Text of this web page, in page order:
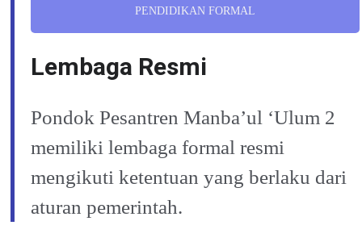
PENDIDIKAN FORMAL
Lembaga Resmi
Pondok Pesantren Manba’ul ‘Ulum 2
memiliki lembaga formal resmi
mengikuti ketentuan yang berlaku dari
aturan pemerintah.